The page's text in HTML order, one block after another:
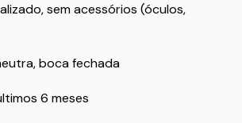
sem acessórios (óculos,
boca fechada
6 meses